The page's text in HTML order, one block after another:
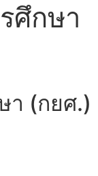
ศึกษา
า (กยศ.)